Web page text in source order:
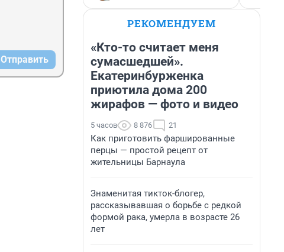
Отправить
РЕКОМЕНДУЕМ
«Кто-то считает меня
сумасшедшей».
Екатеринбурженка
приютила дома 200
жирафов — фото и видео
5 часов 8 876 21
Как приготовить фаршированные
перцы — простой рецепт от
жительницы Барнаула
Знаменитая тикток-блогер,
рассказывавшая о борьбе с редкой
формой рака, умерла в возрасте 26
лет